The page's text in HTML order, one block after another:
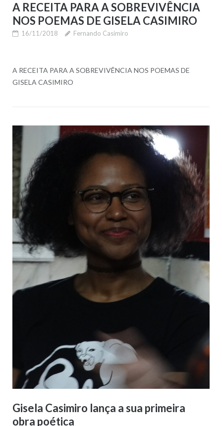
A RECEITA PARA A SOBREVIVÊNCIA
NOS POEMAS DE GISELA CASIMIRO
16/11/2018 Fernando Casimiro
A RECEITA PARA A SOBREVIVÊNCIA NOS POEMAS DE
GISELA CASIMIRO
Gisela Casimiro lança a sua primeira
obra poética